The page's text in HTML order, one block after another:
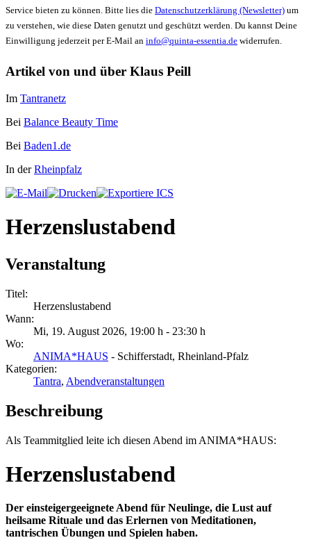
Service bieten zu können. Bitte lies die Datenschutzerklärung (Newsletter) um
zu verstehen, wie diese Daten genutzt und geschützt werden. Du kannst Deine
Einwilligung jederzeit per E-Mail an info@quinta-essentia.de widerrufen.
Artikel von und über Klaus Peill
Im Tantranetz
Bei Balance Beauty Time
Bei Baden1.de
In derRheinpfalz
Herzenslustabend
Veranstaltung
Titel:
Herzenslustabend
Wann:
Mi, 19. August 2026, 19:00 h - 23:30 h
Wo:
ANIMA*HAUS - Schifferstadt, Rheinland-Pfalz
Kategorien:
Tantra, Abendveranstaltungen
Beschreibung
Als Teammitglied leite ich diesen Abend im ANIMA*HAUS:
Herzenslustabend
Der einsteigergeeignete Abend für Neulinge, die Lust auf
heilsame Rituale und das Erlernen von Meditationen,
tantrischen Übungen und Spielen haben.